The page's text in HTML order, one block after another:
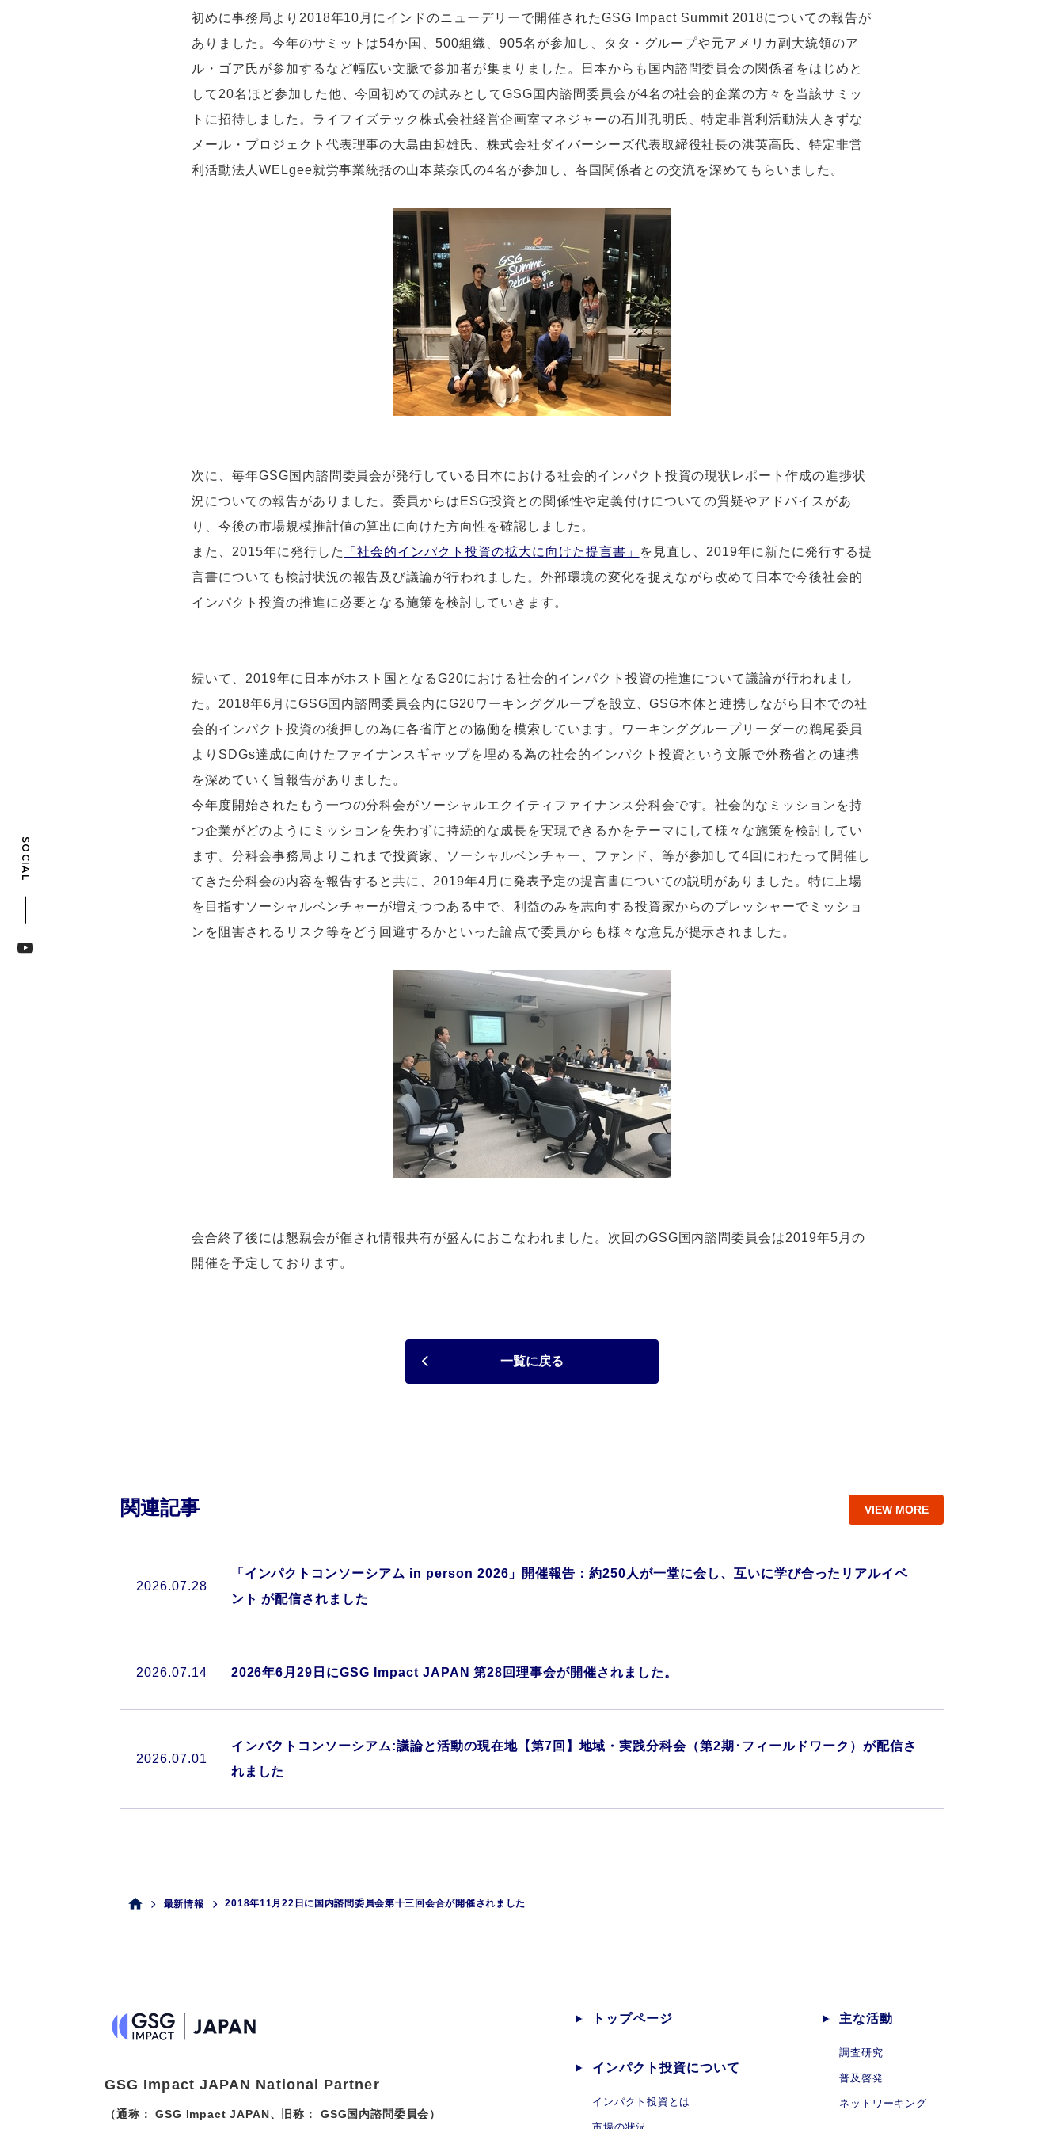
SOCIAL
初めに事務局より2018年10月にインドのニューデリーで開催されたGSG Impact Summit 2018についての報告が
ありました。今年のサミットは54か国、500組織、905名が参加し、タタ・グループや元アメリカ副大統領のア
ル・ゴア氏が参加するなど幅広い文脈で参加者が集まりました。日本からも国内諮問委員会の関係者をはじめと
して20名ほど参加した他、今回初めての試みとしてGSG国内諮問委員会が4名の社会的企業の方々を当該サミッ
トに招待しました。ライフイズテック株式会社経営企画室マネジャーの石川孔明氏、特定非営利活動法人きずな
メール・プロジェクト代表理事の大島由起雄氏、株式会社ダイバーシーズ代表取締役社長の洪英高氏、特定非営
利活動法人WELgee就労事業統括の山本菜奈氏の4名が参加し、各国関係者との交流を深めてもらいました。
次に、毎年GSG国内諮問委員会が発行している日本における社会的インパクト投資の現状レポート作成の進捗状
況についての報告がありました。委員からはESG投資との関係性や定義付けについての質疑やアドバイスがあ
り、今後の市場規模推計値の算出に向けた方向性を確認しました。
また、2015年に発行した
「社会的インパクト投資の拡大に向けた提言書」
を見直し、2019年に新たに発行する提
言書についても検討状況の報告及び議論が行われました。外部環境の変化を捉えながら改めて日本で今後社会的
インパクト投資の推進に必要となる施策を検討していきます。
続いて、2019年に日本がホスト国となるG20における社会的インパクト投資の推進について議論が行われまし
た。2018年6月にGSG国内諮問委員会内にG20ワーキンググループを設立、GSG本体と連携しながら日本での社
会的インパクト投資の後押しの為に各省庁との協働を模索しています。ワーキンググループリーダーの鵜尾委員
よりSDGs達成に向けたファイナンスギャップを埋める為の社会的インパクト投資という文脈で外務省との連携
を深めていく旨報告がありました。
今年度開始されたもう一つの分科会がソーシャルエクイティファイナンス分科会です。社会的なミッションを持
つ企業がどのようにミッションを失わずに持続的な成長を実現できるかをテーマにして様々な施策を検討してい
ます。分科会事務局よりこれまで投資家、ソーシャルベンチャー、ファンド、等が参加して4回にわたって開催し
てきた分科会の内容を報告すると共に、2019年4月に発表予定の提言書についての説明がありました。特に上場
を目指すソーシャルベンチャーが増えつつある中で、利益のみを志向する投資家からのプレッシャーでミッショ
ンを阻害されるリスク等をどう回避するかといった論点で委員からも様々な意見が提示されました。
会合終了後には懇親会が催され情報共有が盛んにおこなわれました。次回のGSG国内諮問委員会は2019年5月の
開催を予定しております。
一覧に戻る
関連記事 VIEW MORE
2026.07.28
「インパクトコンソーシアム in person 2026」開催報告：約250人が一堂に会し、互いに学び合ったリアルイベ
ント が配信されました
2026.07.14 2026年6月29日にGSG Impact JAPAN 第28回理事会が開催されました。
2026.07.01
インパクトコンソーシアム:議論と活動の現在地【第7回】地域・実践分科会（第2期･フィールドワーク）が配信さ
れました
最新情報 2018年11月22日に国内諮問委員会第十三回会合が開催されました
GSG Impact JAPAN National Partner
（通称： GSG Impact JAPAN、旧称： GSG国内諮問委員会）
トップページ
インパクト投資について
インパクト投資とは
主な活動
調査研究
普及啓発
ネットワーキング